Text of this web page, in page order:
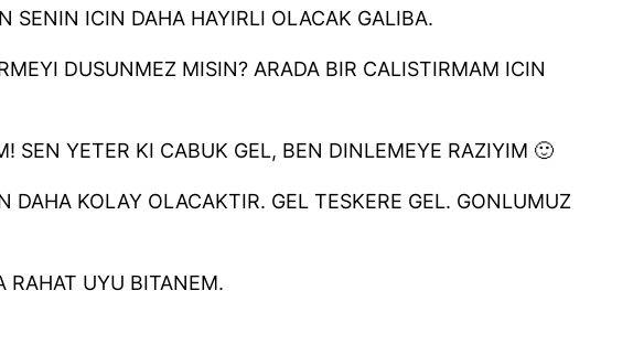
SENIN ICIN DAHA HAYIRLI OLACAK GALIBA.
DUSUNMEZ MISIN? ARADA BIR CALISTIRMAM ICIN
SEN YETER KI CABUK GEL, BEN DINLEMEYE RAZIYIM 🙂
KOLAY OLACAKTIR. GEL TESKERE GEL. GONLUMUZ
RAHAT UYU BITANEM.